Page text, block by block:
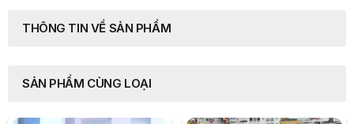
THÔNG TIN VỀ SẢN PHẨM
SẢN PHẨM CÙNG LOẠI